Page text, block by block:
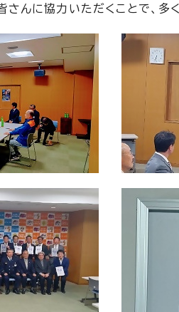
んに協力いただくことで、多